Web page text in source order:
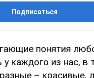
Подписаться
понятия
каждого из нас, в
– красивые,